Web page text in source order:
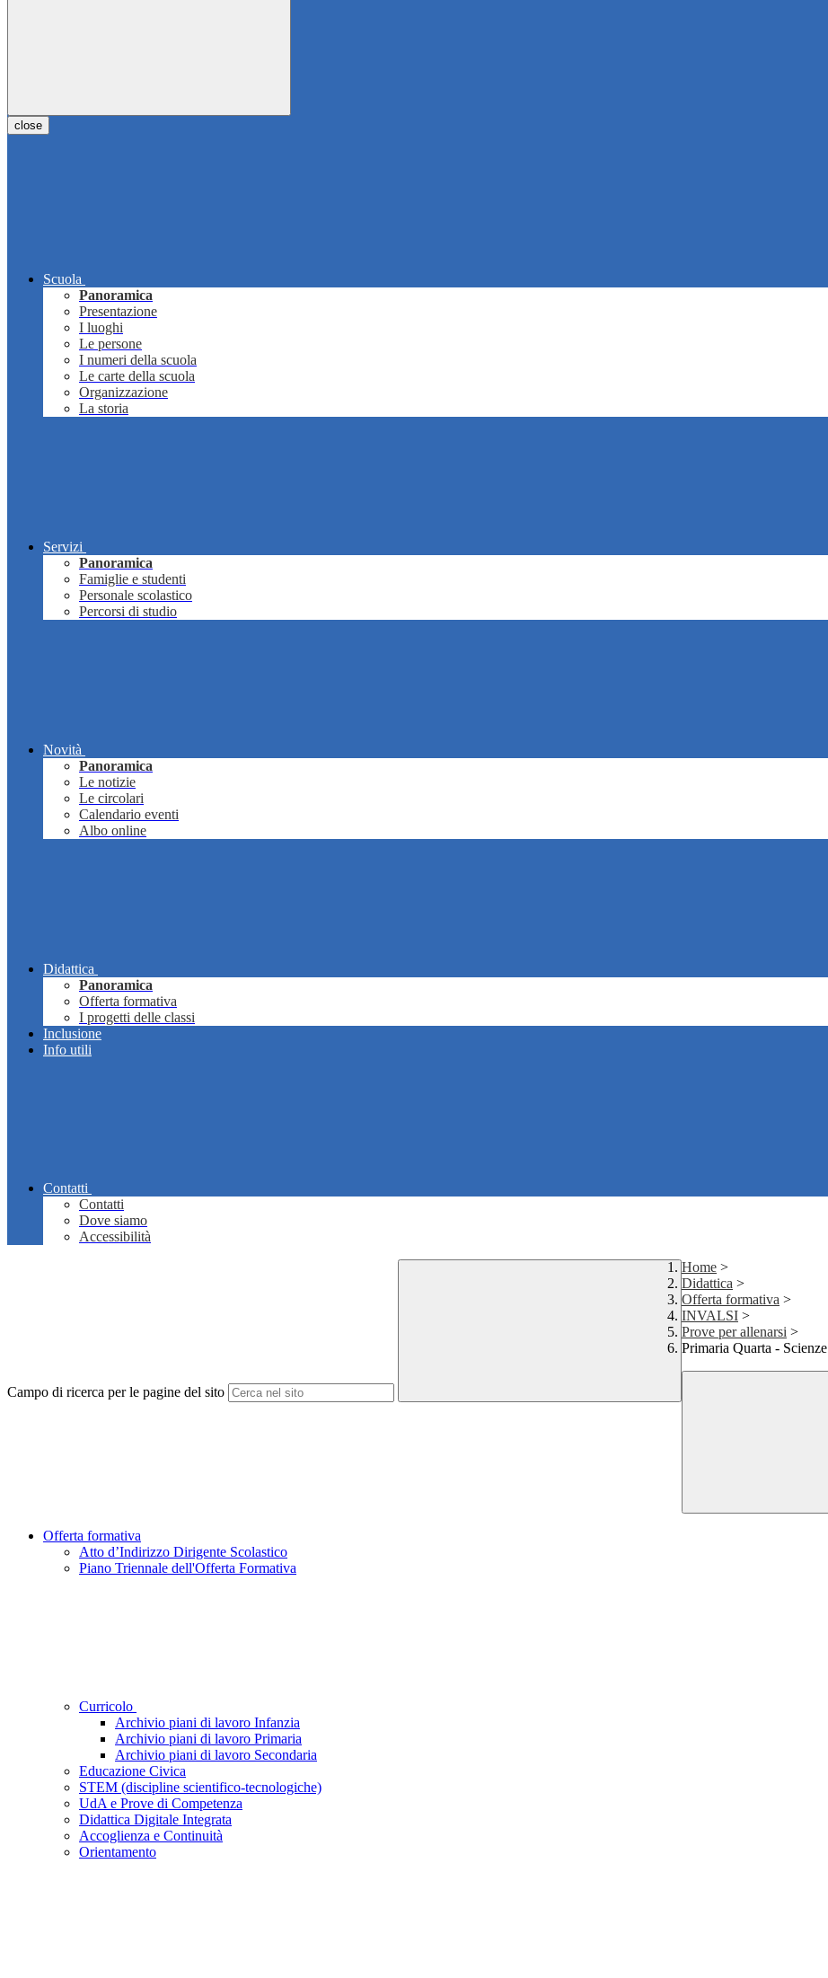
close
Scuola
Panoramica
Presentazione
I luoghi
Le persone
I numeri della scuola
Le carte della scuola
Organizzazione
La storia
Servizi
Panoramica
Famiglie e studenti
Personale scolastico
Percorsi di studio
Novità
Panoramica
Le notizie
Le circolari
Calendario eventi
Albo online
Didattica
Panoramica
Offerta formativa
I progetti delle classi
Inclusione
Info utili
Contatti
Contatti
Dove siamo
Accessibilità
Campo di ricerca per le pagine del sito
Home >
Didattica >
Offerta formativa >
INVALSI >
Prove per allenarsi >
Primaria Quarta - Scienze
Offerta formativa
Atto d’Indirizzo Dirigente Scolastico
Piano Triennale dell'Offerta Formativa
Curricolo
Archivio piani di lavoro Infanzia
Archivio piani di lavoro Primaria
Archivio piani di lavoro Secondaria
Educazione Civica
STEM (discipline scientifico-tecnologiche)
UdA e Prove di Competenza
Didattica Digitale Integrata
Accoglienza e Continuità
Orientamento